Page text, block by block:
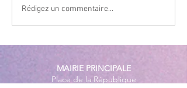
Qualité des eaux de
baignade : des résultats
des plages
Rédigez un commentaire...
MAIRIE PRINCIPALE
Place de la République